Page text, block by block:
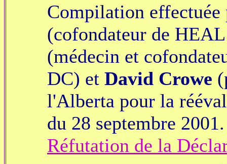
Compilation
(cofondateur de
(médecin et
DC) et David Crowe
l'Alberta pour la
du 28 septembre 2001.
Réfutation de la